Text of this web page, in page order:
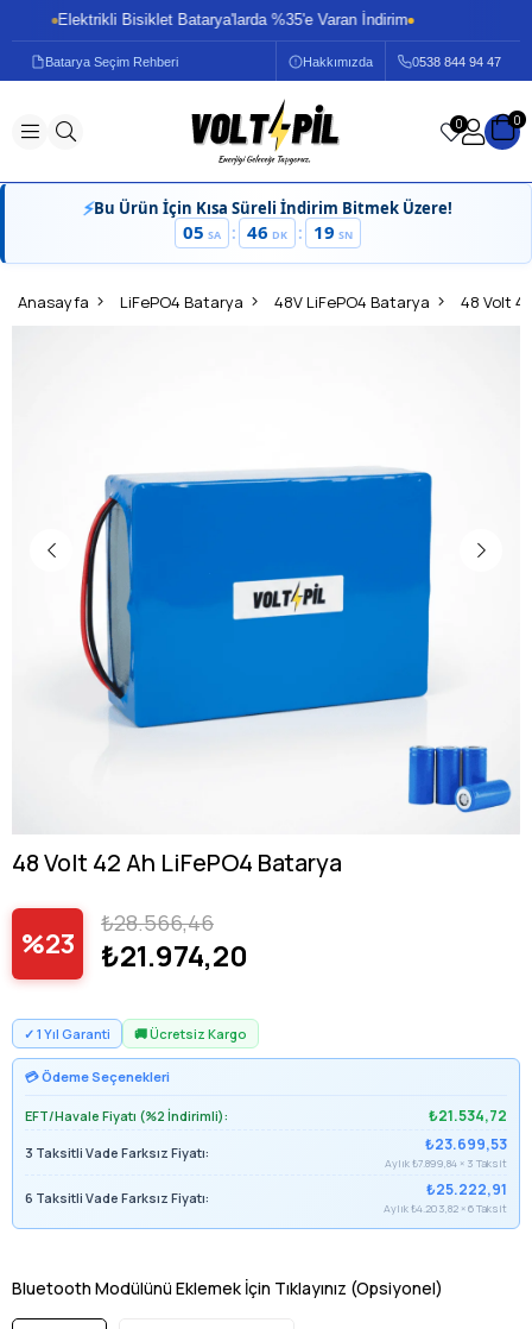
Elektrikli Bisiklet Batarya'larda %35'e Varan İndirim
Batarya Seçim Rehberi Hakkımızda 0538 844 94 47
0 0
⚡Bu Ürün İçin Kısa Süreli İndirim Bitmek Üzere!
05 SA : 46 DK : 19 SN
Anasayfa LiFePO4 Batarya 48V LiFePO4 Batarya 48 Volt
48 Volt 42 Ah LiFePO4 Batarya
23
₺28.566,46
₺21.974,20
✓ 1 Yıl Garanti 🚚 Ücretsiz Kargo
💳 Ödeme Seçenekleri
EFT/Havale Fiyatı (%2 İndirimli): ₺21.534,72
3 Taksitli Vade Farksız Fiyatı: ₺23.699,53
Aylık ₺7.899,84 × 3 Taksit
6 Taksitli Vade Farksız Fiyatı: ₺25.222,91
Aylık ₺4.203,82 × 6 Taksit
Bluetooth Modülünü Eklemek İçin Tıklayınız (Opsiyonel)